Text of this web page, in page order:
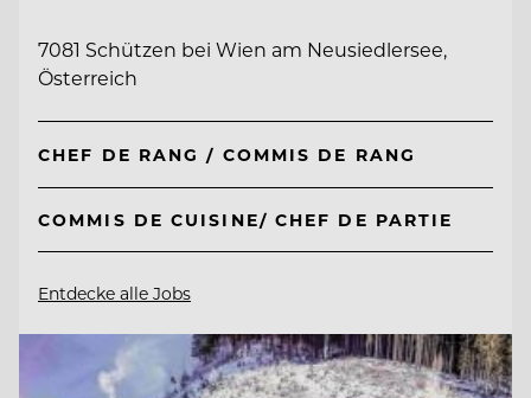
7081 Schützen bei Wien am Neusiedlersee,
Österreich
CHEF DE RANG / COMMIS DE RANG
COMMIS DE CUISINE/ CHEF DE PARTIE
Entdecke alle Jobs